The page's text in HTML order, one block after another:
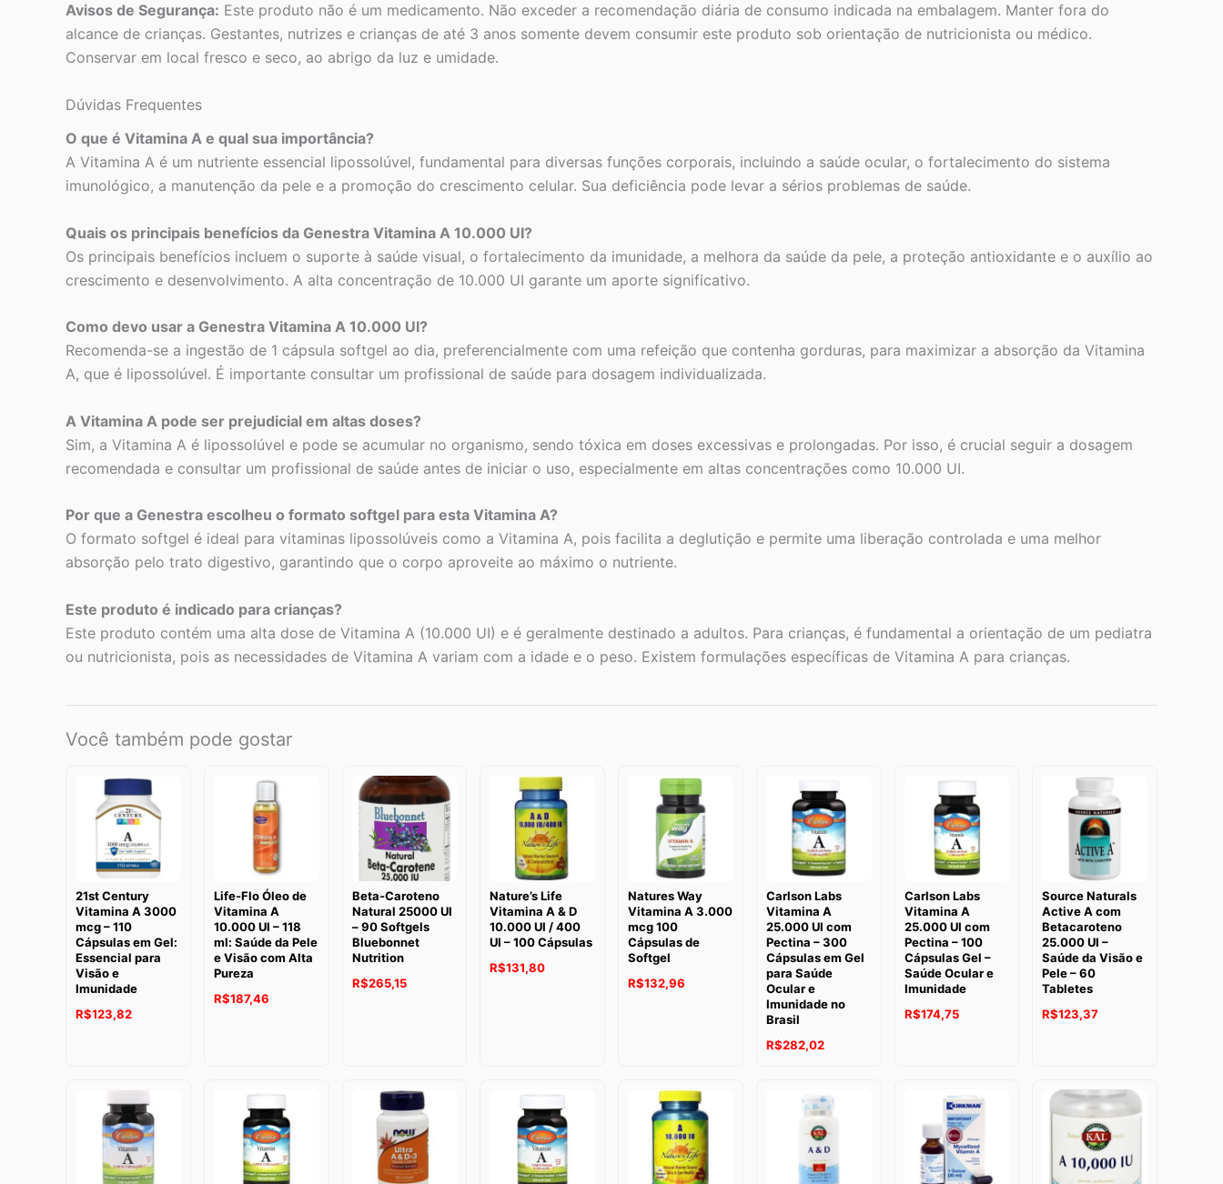
Avisos de Segurança: Este produto não é um medicamento. Não exceder a recomendação diária de consumo indicada na embalagem. Manter fora do
alcance de crianças. Gestantes, nutrizes e crianças de até 3 anos somente devem consumir este produto sob orientação de nutricionista ou médico.
Conservar em local fresco e seco, ao abrigo da luz e umidade.
Dúvidas Frequentes
O que é Vitamina A e qual sua importância?
A Vitamina A é um nutriente essencial lipossolúvel, fundamental para diversas funções corporais, incluindo a saúde ocular, o fortalecimento do sistema
imunológico, a manutenção da pele e a promoção do crescimento celular. Sua deficiência pode levar a sérios problemas de saúde.
Quais os principais benefícios da Genestra Vitamina A 10.000 UI?
Os principais benefícios incluem o suporte à saúde visual, o fortalecimento da imunidade, a melhora da saúde da pele, a proteção antioxidante e o auxílio ao
crescimento e desenvolvimento. A alta concentração de 10.000 UI garante um aporte significativo.
Como devo usar a Genestra Vitamina A 10.000 UI?
Recomenda-se a ingestão de 1 cápsula softgel ao dia, preferencialmente com uma refeição que contenha gorduras, para maximizar a absorção da Vitamina
A, que é lipossolúvel. É importante consultar um profissional de saúde para dosagem individualizada.
A Vitamina A pode ser prejudicial em altas doses?
Sim, a Vitamina A é lipossolúvel e pode se acumular no organismo, sendo tóxica em doses excessivas e prolongadas. Por isso, é crucial seguir a dosagem
recomendada e consultar um profissional de saúde antes de iniciar o uso, especialmente em altas concentrações como 10.000 UI.
Por que a Genestra escolheu o formato softgel para esta Vitamina A?
O formato softgel é ideal para vitaminas lipossolúveis como a Vitamina A, pois facilita a deglutição e permite uma liberação controlada e uma melhor
absorção pelo trato digestivo, garantindo que o corpo aproveite ao máximo o nutriente.
Este produto é indicado para crianças?
Este produto contém uma alta dose de Vitamina A (10.000 UI) e é geralmente destinado a adultos. Para crianças, é fundamental a orientação de um pediatra
ou nutricionista, pois as necessidades de Vitamina A variam com a idade e o peso. Existem formulações específicas de Vitamina A para crianças.
Você também pode gostar
21st Century
Vitamina A 3000
mcg – 110
Cápsulas em Gel:
Essencial para
Visão e
Imunidade
R$123,82
Life-Flo Óleo de
Vitamina A
10.000 UI – 118
ml: Saúde da Pele
e Visão com Alta
Pureza
R$187,46
Beta-Caroteno
Natural 25000 UI
– 90 Softgels
Bluebonnet
Nutrition
R$265,15
Nature’s Life
Vitamina A & D
10.000 UI / 400
UI – 100 Cápsulas
R$131,80
Natures Way
Vitamina A 3.000
mcg 100
Cápsulas de
Softgel
R$132,96
Carlson Labs
Vitamina A
25.000 UI com
Pectina – 300
Cápsulas em Gel
para Saúde
Ocular e
Imunidade no
Brasil
R$282,02
Carlson Labs
Vitamina A
25.000 UI com
Pectina – 100
Cápsulas Gel –
Saúde Ocular e
Imunidade
R$174,75
Source Naturals
Active A com
Betacaroteno
25.000 UI –
Saúde da Visão e
Pele – 60
Tabletes
R$123,37